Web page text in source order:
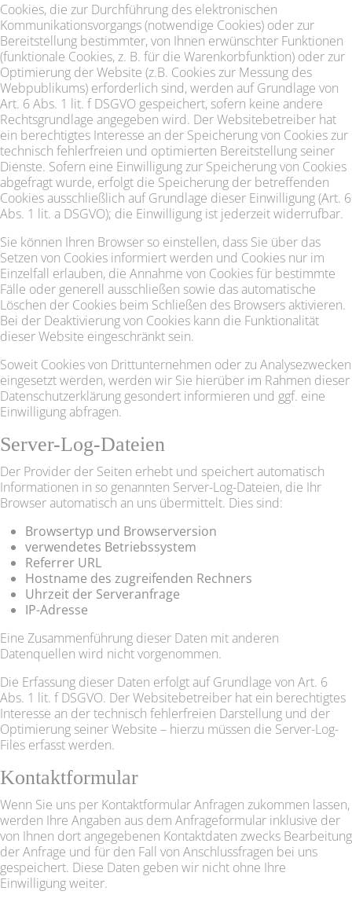
Cookies, die zur Durchführung des elektronischen
Kommunikationsvorgangs (notwendige Cookies) oder zur
Bereitstellung bestimmter, von Ihnen erwünschter Funktionen
(funktionale Cookies, z. B. für die Warenkorbfunktion) oder zur
Optimierung der Website (z.B. Cookies zur Messung des
Webpublikums) erforderlich sind, werden auf Grundlage von
Art. 6 Abs. 1 lit. f DSGVO gespeichert, sofern keine andere
Rechtsgrundlage angegeben wird. Der Websitebetreiber hat
ein berechtigtes Interesse an der Speicherung von Cookies zur
technisch fehlerfreien und optimierten Bereitstellung seiner
Dienste. Sofern eine Einwilligung zur Speicherung von Cookies
abgefragt wurde, erfolgt die Speicherung der betreffenden
Cookies ausschließlich auf Grundlage dieser Einwilligung (Art. 6
Abs. 1 lit. a DSGVO); die Einwilligung ist jederzeit widerrufbar.
Sie können Ihren Browser so einstellen, dass Sie über das
Setzen von Cookies informiert werden und Cookies nur im
Einzelfall erlauben, die Annahme von Cookies für bestimmte
Fälle oder generell ausschließen sowie das automatische
Löschen der Cookies beim Schließen des Browsers aktivieren.
Bei der Deaktivierung von Cookies kann die Funktionalität
dieser Website eingeschränkt sein.
Soweit Cookies von Drittunternehmen oder zu Analysezwecken
eingesetzt werden, werden wir Sie hierüber im Rahmen dieser
Datenschutzerklärung gesondert informieren und ggf. eine
Einwilligung abfragen.
Server-Log-Dateien
Der Provider der Seiten erhebt und speichert automatisch
Informationen in so genannten Server-Log-Dateien, die Ihr
Browser automatisch an uns übermittelt. Dies sind:
Browsertyp und Browserversion
verwendetes Betriebssystem
Referrer URL
Hostname des zugreifenden Rechners
Uhrzeit der Serveranfrage
IP-Adresse
Eine Zusammenführung dieser Daten mit anderen
Datenquellen wird nicht vorgenommen.
Die Erfassung dieser Daten erfolgt auf Grundlage von Art. 6
Abs. 1 lit. f DSGVO. Der Websitebetreiber hat ein berechtigtes
Interesse an der technisch fehlerfreien Darstellung und der
Optimierung seiner Website – hierzu müssen die Server-Log-
Files erfasst werden.
Kontaktformular
Wenn Sie uns per Kontaktformular Anfragen zukommen lassen,
werden Ihre Angaben aus dem Anfrageformular inklusive der
von Ihnen dort angegebenen Kontaktdaten zwecks Bearbeitung
der Anfrage und für den Fall von Anschlussfragen bei uns
gespeichert. Diese Daten geben wir nicht ohne Ihre
Einwilligung weiter.